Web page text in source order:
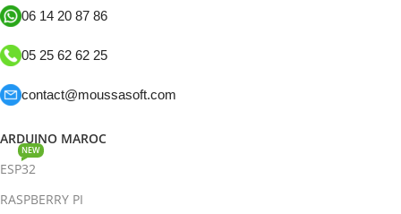
06 14 20 87 86
05 25 62 62 25
contact@moussasoft.com
ARDUINO MAROC
ESP32
NEW
RASPBERRY PI